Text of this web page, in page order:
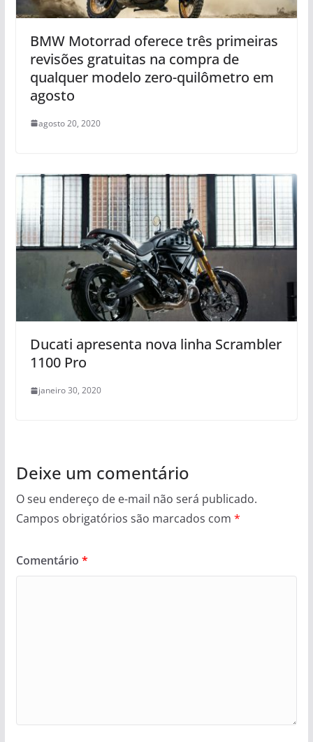
BMW Motorrad oferece três primeiras
revisões gratuitas na compra de
qualquer modelo zero-quilômetro em
agosto
agosto 20, 2020
Ducati apresenta nova linha Scrambler
1100 Pro
janeiro 30, 2020
Deixe um comentário
O seu endereço de e-mail não será publicado.
Campos obrigatórios são marcados com *
Comentário *